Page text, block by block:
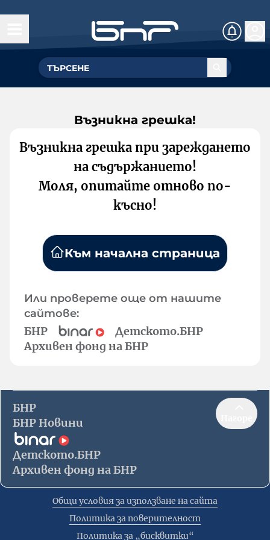
Възникна грешка!
Възникна грешка при зареждането
на съдържанието!
Моля, опитайте отново по-
късно!
Към начална страница
Или проверете още от нашите
сайтове:
БНР
Детското.БНР
Архивен фонд на БНР
БНР
БНР Новини
Детското.БНР
Архивен фонд на БНР
Общи условия за използване на сайта
Политика за поверителност
Политика за „бисквитки“